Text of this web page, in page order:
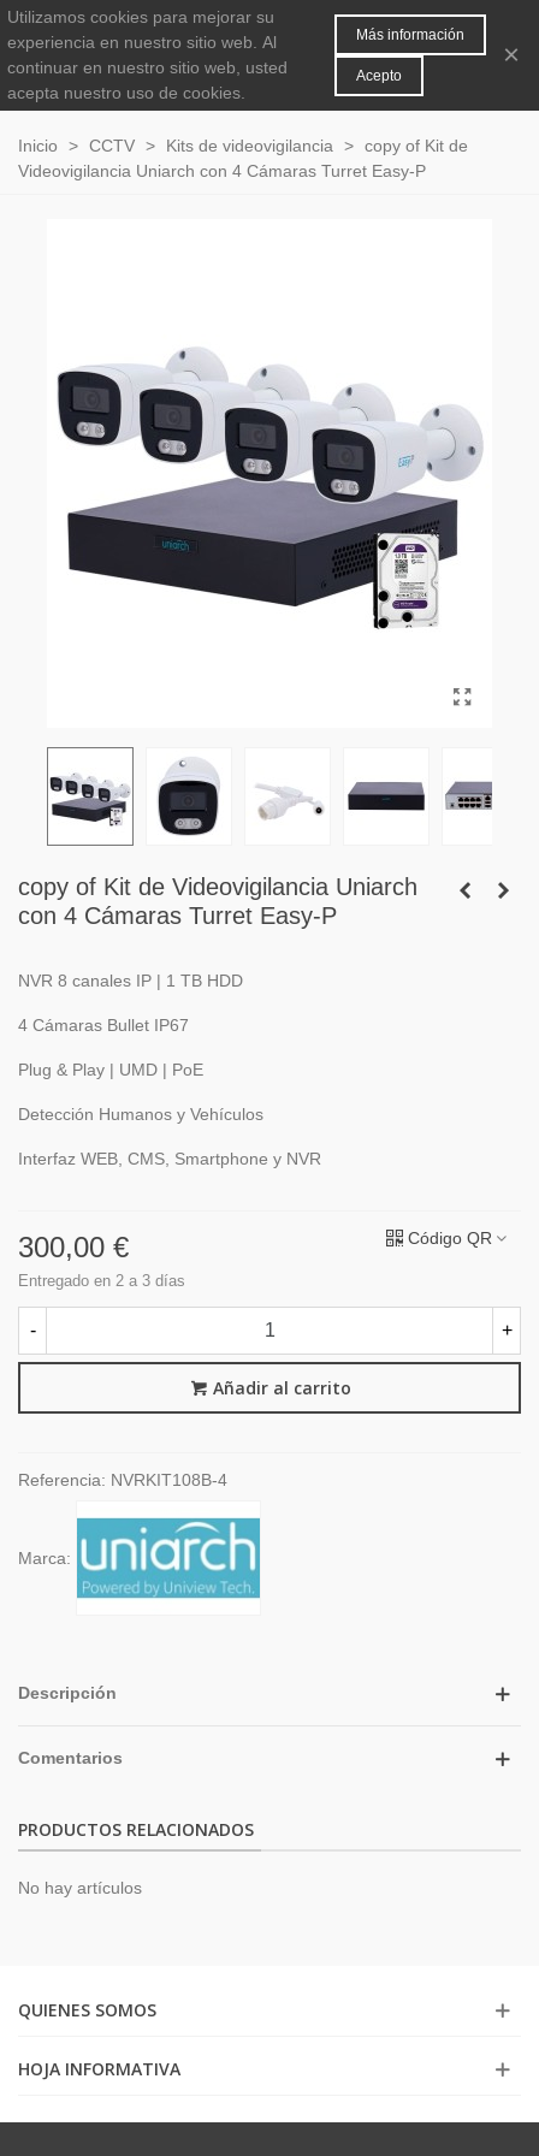
0
Inicio > CCTV > Kits de videovigilancia > copy of Kit de
Videovigilancia Uniarch con 4 Cámaras Turret Easy-P
copy of Kit de Videovigilancia Uniarch
con 4 Cámaras Turret Easy-P
NVR 8 canales IP | 1 TB HDD
4 Cámaras Bullet IP67
Plug & Play | UMD | PoE
Detección Humanos y Vehículos
Interfaz WEB, CMS, Smartphone y NVR
300,00 €
Entregado en 2 a 3 días
Código QR
- +
Añadir al carrito
Referencia: NVRKIT108B-4
Marca:
Descripción
Comentarios
PRODUCTOS RELACIONADOS
No hay artículos
QUIENES SOMOS
HOJA INFORMATIVA
Utilizamos cookies para mejorar su
experiencia en nuestro sitio web. Al
continuar en nuestro sitio web, usted
acepta nuestro uso de cookies.
Más información
Acepto
×